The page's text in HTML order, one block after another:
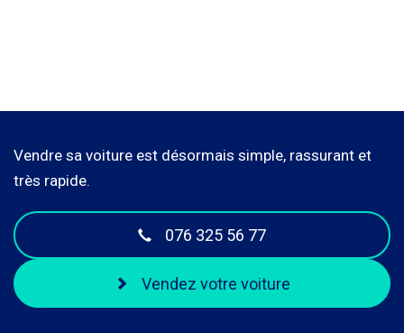
Vendre sa voiture est désormais simple, rassurant et
très rapide.
076 325 56 77
Vendez votre voiture